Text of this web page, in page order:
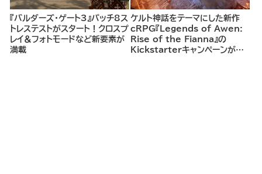
『バルダーズ・ゲート3』パッチ8ス
トレステストがスタート！クロスプ
レイ＆フォトモードなど新要素が
満載
ケルト神話をテーマにした新作
cRPG『Legends of Awen:
Rise of the Fianna』の
Kickstarterキャンペーンがま